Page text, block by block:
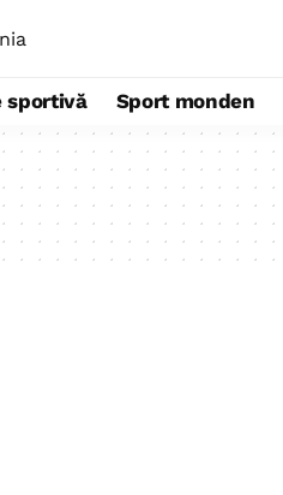
sportivă Sport monden